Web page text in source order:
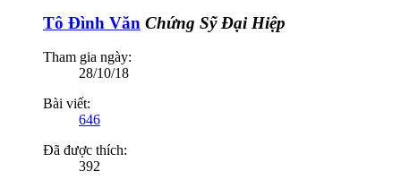
Tô Đình Văn Chứng Sỹ Đại Hiệp
Tham gia ngày:
28/10/18
Bài viết:
646
Đã được thích:
392